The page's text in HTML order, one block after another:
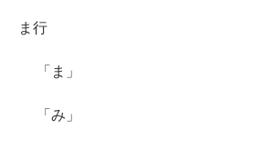
ま行
「ま」
「み」